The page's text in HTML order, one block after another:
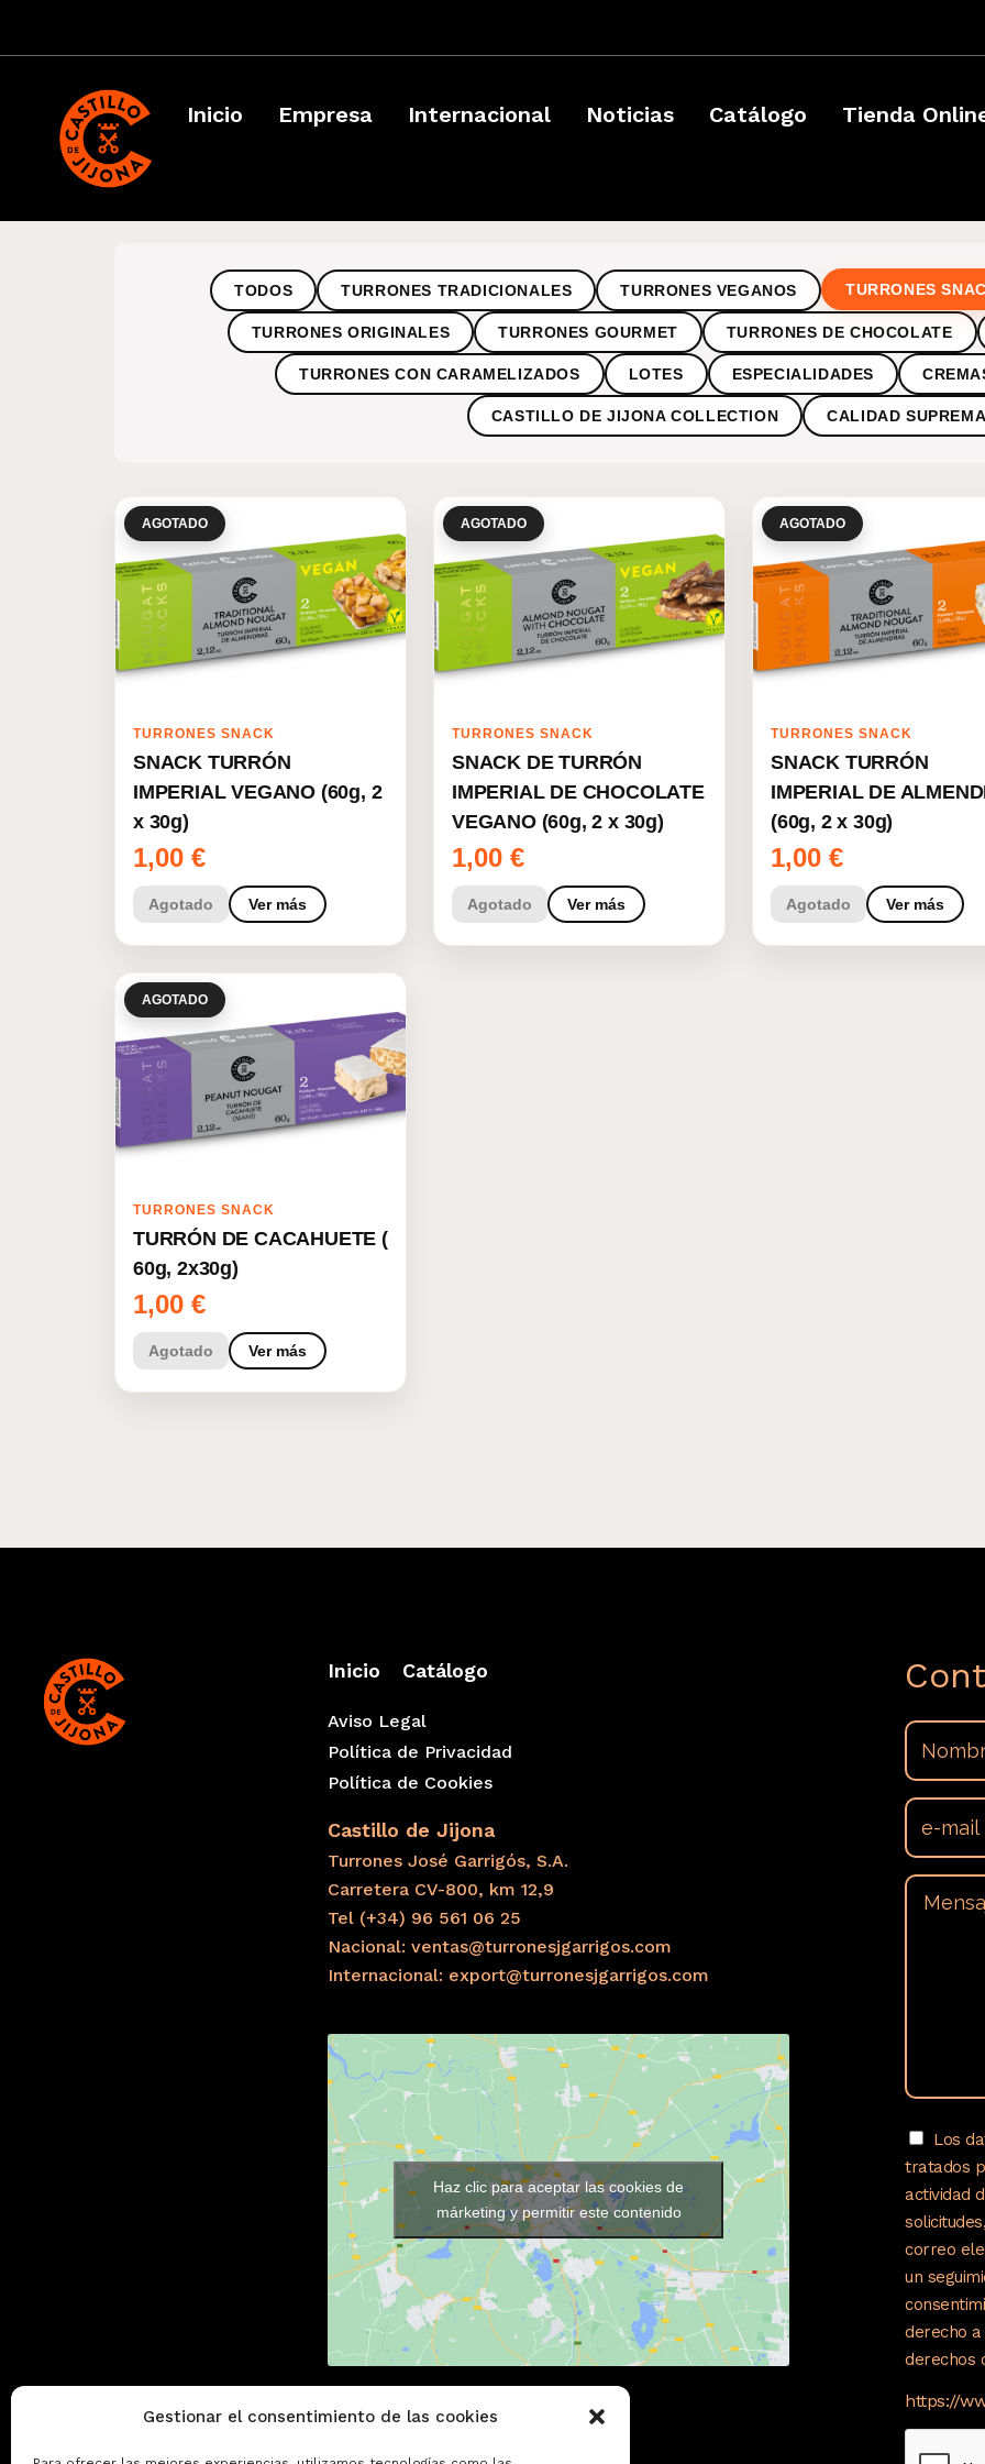
Gestionar el consentimiento de las cookies
Inicio Empresa Internacional Noticias Catálogo Tienda
TODOS TURRONES TRADICIONALES TURRONES VEGANOS TURRONES
TURRONES ORIGINALES TURRONES GOURMET TURRONES DE CHOCOLATE
TURRONES CON CARAMELIZADOS LOTES ESPECIALIDADES
CASTILLO DE JIJONA COLLECTION CALIDAD
AGOTADO
TURRONES SNACK
SNACK TURRÓN
IMPERIAL VEGANO (60g, 2
x 30g)
1,00 €
Agotado Ver más
AGOTADO
TURRONES SNACK
SNACK DE TURRÓN
IMPERIAL DE CHOCOLATE
VEGANO (60g, 2 x 30g)
1,00 €
Agotado Ver más
AGOTADO
TURRONES SNACK
SNACK TURRÓN
IMPERIAL DE
(60g, 2 x 30g)
1,00 €
Agotado Ver más
AGOTADO
TURRONES SNACK
TURRÓN DE CACAHUETE (
60g, 2x30g)
1,00 €
Agotado Ver más
Inicio Catálogo
Aviso Legal
Política de Privacidad
Política de Cookies
Castillo de Jijona
Turrones José Garrigós, S.A.
Carretera CV-800, km 12,9
Tel (+34) 96 561 06 25
Nacional: ventas@turronesjgarrigos.com
Internacional: export@turronesjgarrigos.com
Haz clic para aceptar las cookies de
márketing y permitir este contenido
Los
tratados
actividad
correo
un
derecho
derechos
https://